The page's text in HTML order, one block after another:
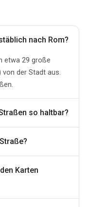
nach Rom?
etwa 29 große
der Stadt aus.
so haltbar?
Karten